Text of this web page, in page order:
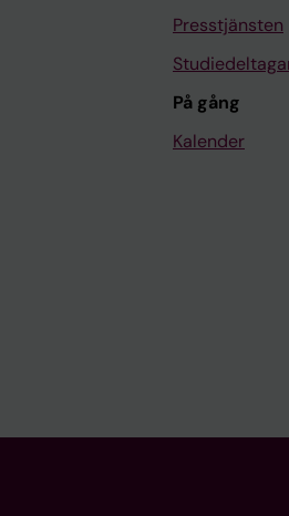
Presstjänsten
På gång
Kalender